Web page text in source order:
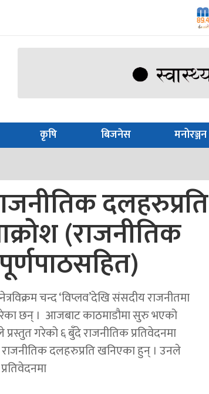
कृषि बिजनेस मनोरञ्जन
दलहरुप्रति
(राजनीतिक
चन्द ‘विप्लव’देखि संसदीय राजनीतमा
छन् । आजबाट काठमाडौमा सुरु भएको
प्रस्तुत गरेको ६ बुँदे राजनीतिक प्रतिवेदनमा
दलहरुप्रति खनिएका हुन् । उनले